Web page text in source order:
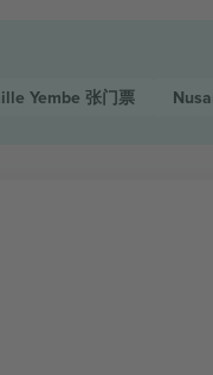
Yembe 张门票